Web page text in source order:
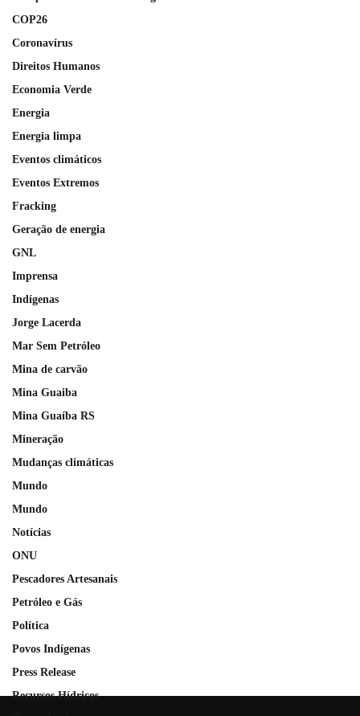
COP26
Coronavírus
Direitos Humanos
Economia Verde
Energia
Energia limpa
Eventos climáticos
Eventos Extremos
Fracking
Geração de energia
GNL
Imprensa
Indígenas
Jorge Lacerda
Mar Sem Petróleo
Mina de carvão
Mina Guaiba
Mina Guaíba RS
Mineração
Mudanças climáticas
Mundo
Mundo
Notícias
ONU
Pescadores Artesanais
Petróleo e Gás
Política
Povos Indígenas
Press Release
Recursos Hídricos